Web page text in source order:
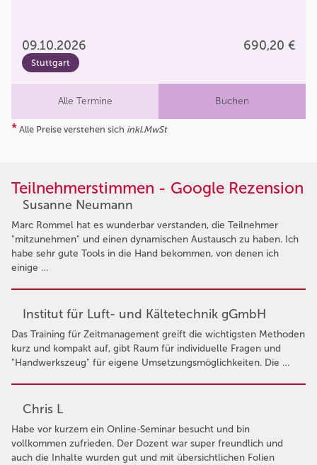
09.10.2026 690,20 €
Stuttgart
Alle Termine Buchen
* Alle Preise verstehen sich inkl.MwSt
Teilnehmerstimmen - Google Rezension
Susanne Neumann
Marc Rommel hat es wunderbar verstanden, die Teilnehmer
"mitzunehmen" und einen dynamischen Austausch zu haben. Ich
habe sehr gute Tools in die Hand bekommen, von denen ich
einige …
Institut für Luft- und Kältetechnik gGmbH
Das Training für Zeitmanagement greift die wichtigsten Methoden
kurz und kompakt auf, gibt Raum für individuelle Fragen und
"Handwerkszeug" für eigene Umsetzungsmöglichkeiten. Die …
Chris L
Habe vor kurzem ein Online-Seminar besucht und bin
vollkommen zufrieden. Der Dozent war super freundlich und
auch die Inhalte wurden gut und mit übersichtlichen Folien